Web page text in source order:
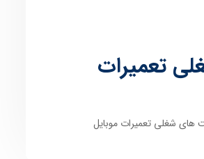
تعمیرات
شغلی تعمیرات موبایل